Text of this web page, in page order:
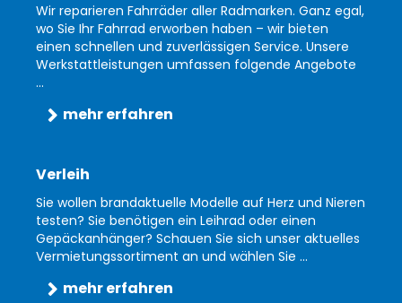
Wir reparieren Fahrräder aller Radmarken. Ganz egal,
wo Sie Ihr Fahrrad erworben haben – wir bieten
einen schnellen und zuverlässigen Service. Unsere
Werkstattleistungen umfassen folgende Angebote
...
mehr erfahren
Verleih
Sie wollen brandaktuelle Modelle auf Herz und Nieren
testen? Sie benötigen ein Leihrad oder einen
Gepäckanhänger? Schauen Sie sich unser aktuelles
Vermietungssortiment an und wählen Sie ...
mehr erfahren